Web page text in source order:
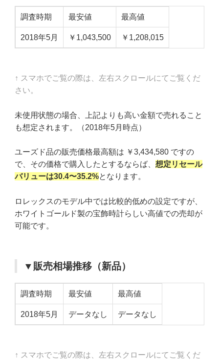
調査時期 最安値 最高値
2018年5月 ￥1,043,500 ￥1,208,015
↑ スマホでご覧の際は、左右スクロールにてご覧くだ
さい。
未使用状態の場合、上記よりも高い金額で売れること
も想定されます。（2018年5月時点）
ユーズド品の販売価格最高額は ￥3,434,580 ですの
で、その価格で購入したとするならば、 想定リセール
バリューは30.4〜35.2%となります。
ロレックスのモデル中では比較的低めの設定ですが、
ホワイトゴールド製の宝飾時計らしい高値での売却が
可能です。
▼販売相場推移（新品）
調査時期 最安値 最高値
2018年5月 データなし データなし
↑ スマホでご覧の際は、左右スクロールにてご覧くだ